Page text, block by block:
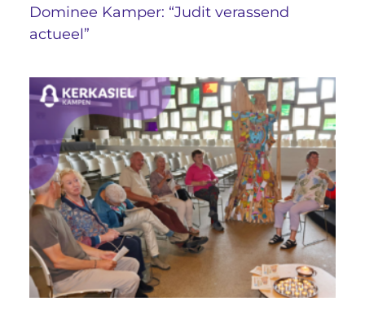
Dominee Kamper: “Judit verassend
actueel”